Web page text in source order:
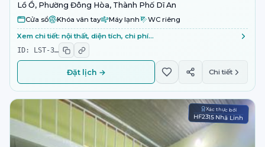
Lồ Ồ, Phường Đông Hòa, Thành Phố Dĩ An
Cửa sổ Khóa vân tay Máy lạnh WC riêng
Xem chi tiết: nội thất, diện tích, chi phí…
ID: LST-3…
Đặt lịch → Chi tiết
Xác thực bởi
HF2315 Nhã Linh